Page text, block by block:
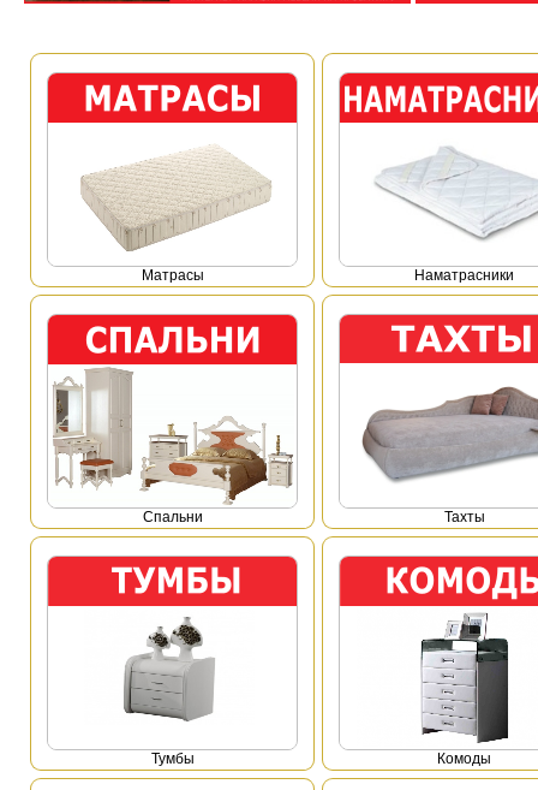
Mатрасы Наматрасники
Спальни Тахты
Тумбы Комоды